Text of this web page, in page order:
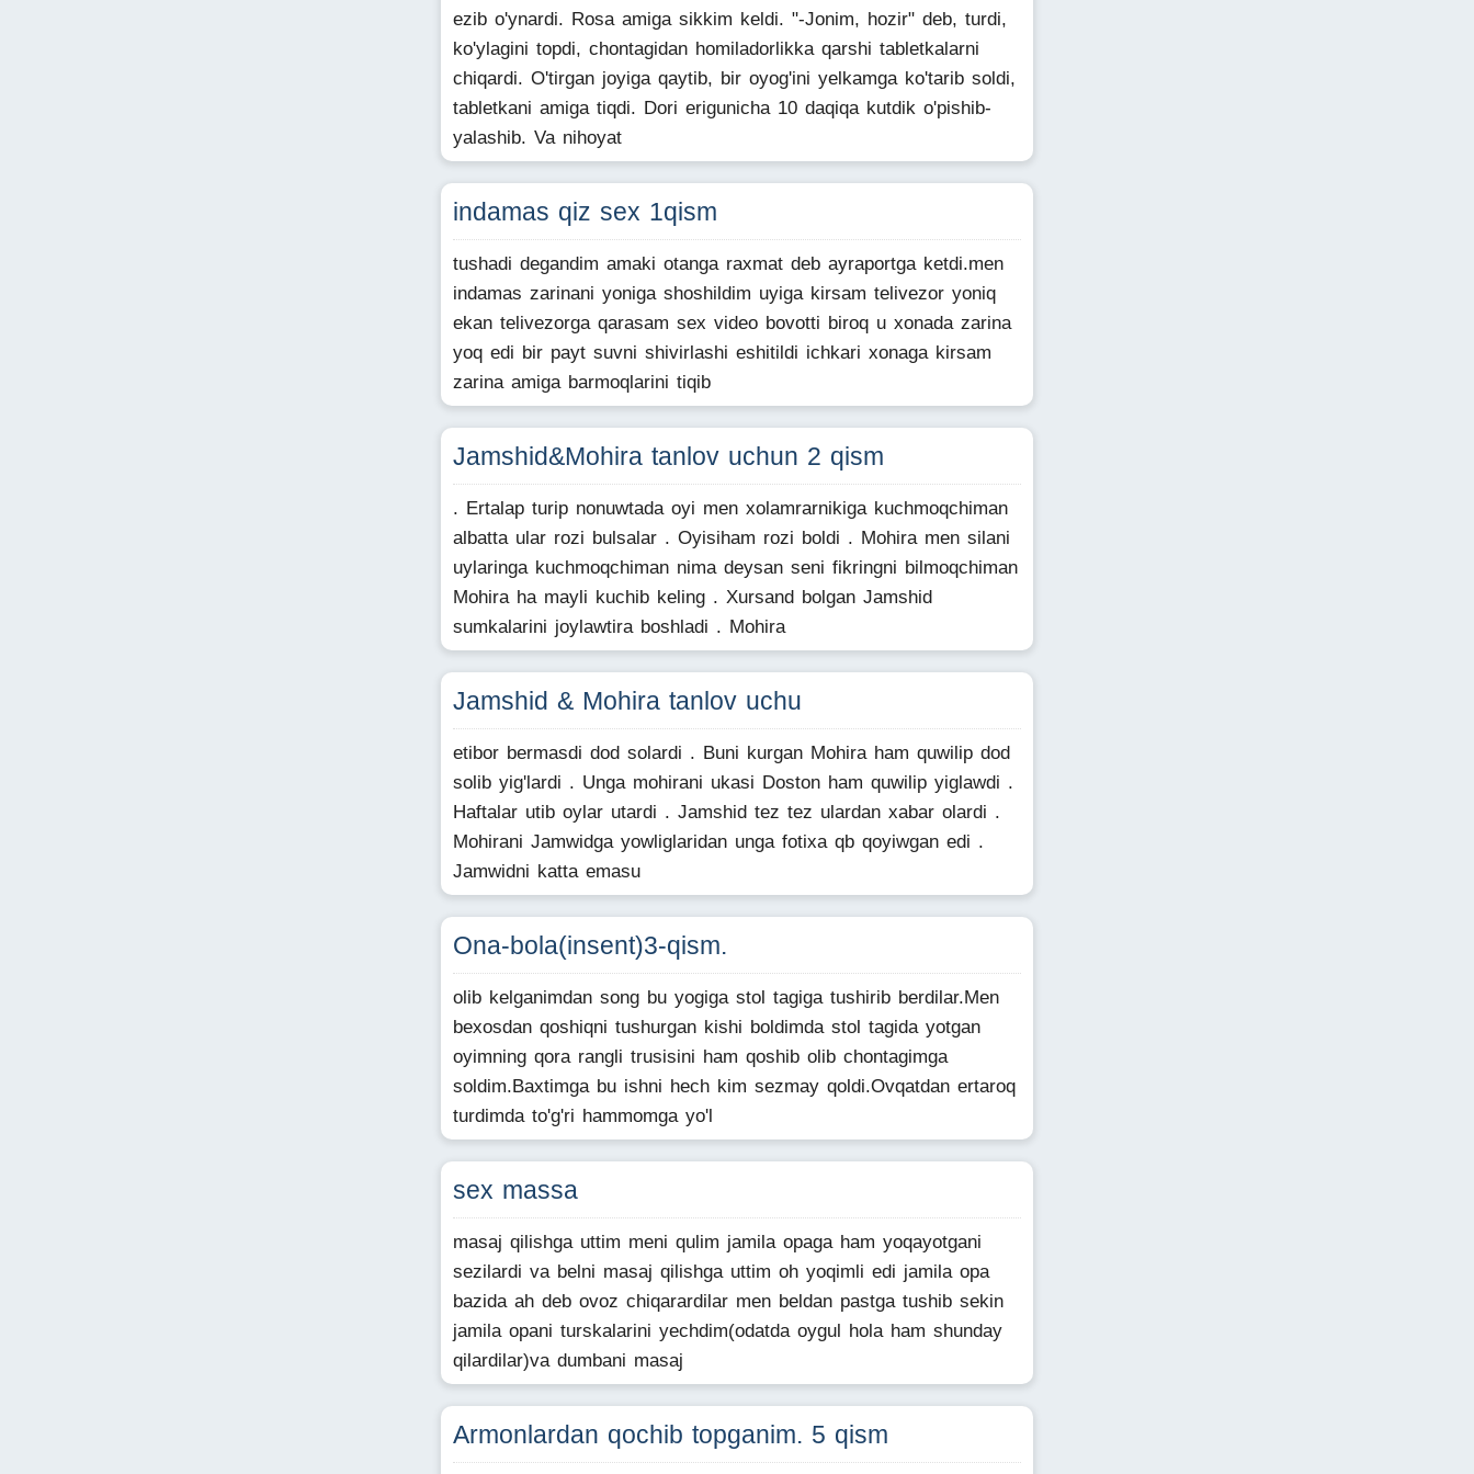
ezib o'ynardi. Rosa amiga sikkim keldi. "-Jonim, hozir" deb, turdi,
ko'ylagini topdi, chontagidan homiladorlikka qarshi tabletkalarni
chiqardi. O'tirgan joyiga qaytib, bir oyog'ini yelkamga ko'tarib soldi,
tabletkani amiga tiqdi. Dori erigunicha 10 daqiqa kutdik o'pishib-
yalashib. Va nihoyat
indamas qiz sex 1qism
tushadi degandim amaki otanga raxmat deb ayraportga ketdi.men
indamas zarinani yoniga shoshildim uyiga kirsam telivezor yoniq
ekan telivezorga qarasam sex video bovotti biroq u xonada zarina
yoq edi bir payt suvni shivirlashi eshitildi ichkari xonaga kirsam
zarina amiga barmoqlarini tiqib
Jamshid&Mohira tanlov uchun 2 qism
. Ertalap turip nonuwtada oyi men xolamrarnikiga kuchmoqchiman
albatta ular rozi bulsalar . Oyisiham rozi boldi . Mohira men silani
uylaringa kuchmoqchiman nima deysan seni fikringni bilmoqchiman
Mohira ha mayli kuchib keling . Xursand bolgan Jamshid
sumkalarini joylawtira boshladi . Mohira
Jamshid & Mohira tanlov uchu
etibor bermasdi dod solardi . Buni kurgan Mohira ham quwilip dod
solib yig'lardi . Unga mohirani ukasi Doston ham quwilip yiglawdi .
Haftalar utib oylar utardi . Jamshid tez tez ulardan xabar olardi .
Mohirani Jamwidga yowliglaridan unga fotixa qb qoyiwgan edi .
Jamwidni katta emasu
Ona-bola(insent)3-qism.
olib kelganimdan song bu yogiga stol tagiga tushirib berdilar.Men
bexosdan qoshiqni tushurgan kishi boldimda stol tagida yotgan
oyimning qora rangli trusisini ham qoshib olib chontagimga
soldim.Baxtimga bu ishni hech kim sezmay qoldi.Ovqatdan ertaroq
turdimda to'g'ri hammomga yo'l
sex massa
masaj qilishga uttim meni qulim jamila opaga ham yoqayotgani
sezilardi va belni masaj qilishga uttim oh yoqimli edi jamila opa
bazida ah deb ovoz chiqarardilar men beldan pastga tushib sekin
jamila opani turskalarini yechdim(odatda oygul hola ham shunday
qilardilar)va dumbani masaj
Armonlardan qochib topganim. 5 qism